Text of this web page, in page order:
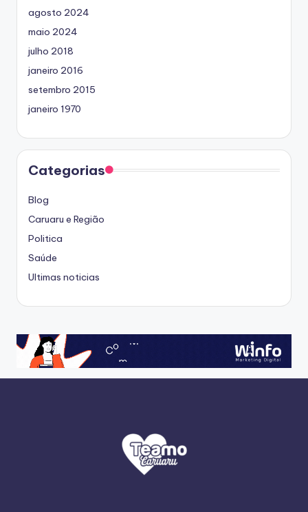
agosto 2024
maio 2024
julho 2018
janeiro 2016
setembro 2015
janeiro 1970
Categorias
Blog
Caruaru e Região
Politica
Saúde
Ultimas noticias